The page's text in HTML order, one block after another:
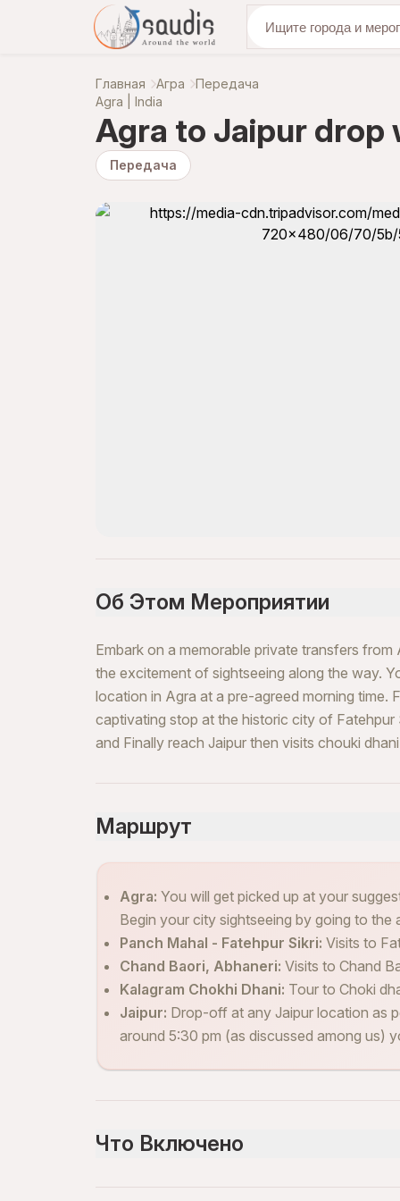
откройте для
Главная Агра Передача
Agra | India
Agra to Jaipur drop
Передача
Об Этом Мероприятии
Embark on a memorable private transfers
the excitement of sightseeing along the way.
location in Agra at a pre-agreed morning time.
captivating stop at the historic city of
and Finally reach Jaipur then visits chouki dhani
Маршрут
Agra: You will get picked up at your
Begin your city sightseeing by going to the
Panch Mahal - Fatehpur Sikri: Visits to
Chand Baori, Abhaneri: Visits to Chand
Kalagram Chokhi Dhani: Tour to Choki
Jaipur: Drop-off at any Jaipur location as
around 5:30 pm (as discussed among us)
Что Включено